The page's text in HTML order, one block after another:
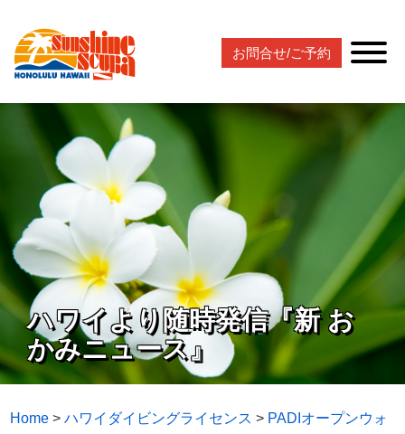
お問合せ/ご予約
ハワイより随時発信『新 お
かみニュース』
Home >ハワイダイビングライセンス > PADIオープンウォ